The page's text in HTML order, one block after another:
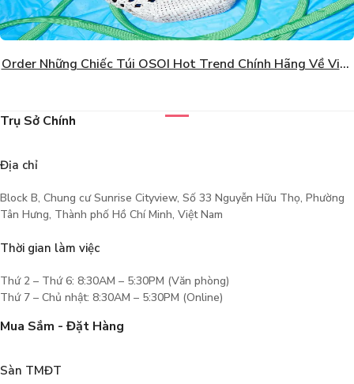
Order Những Chiếc Túi OSOI Hot Trend Chính Hãng Về Việt
Trụ Sở Chính
Địa chỉ
Block B, Chung cư Sunrise Cityview, Số 33 Nguyễn Hữu Thọ, Phường
Tân Hưng, Thành phố Hồ Chí Minh, Việt Nam
Thời gian làm việc
Thứ 2 – Thứ 6: 8:30AM – 5:30PM (Văn phòng)
Thứ 7 – Chủ nhật: 8:30AM – 5:30PM (Online)
Mua Sắm - Đặt Hàng
Sàn TMĐT